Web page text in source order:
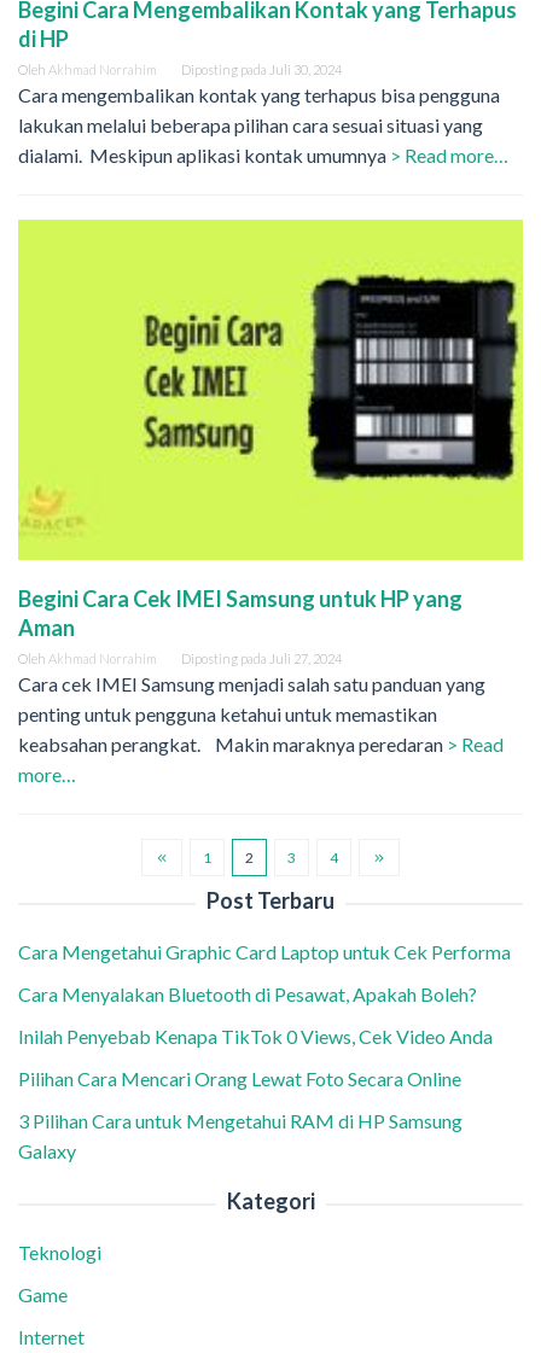
Begini Cara Mengembalikan Kontak yang Terhapus
di HP
Oleh Akhmad Norrahim Diposting pada Juli 30, 2024
Cara mengembalikan kontak yang terhapus bisa pengguna
lakukan melalui beberapa pilihan cara sesuai situasi yang
dialami. Meskipun aplikasi kontak umumnya > Read more…
Begini Cara Cek IMEI Samsung untuk HP yang
Aman
Oleh Akhmad Norrahim Diposting pada Juli 27, 2024
Cara cek IMEI Samsung menjadi salah satu panduan yang
penting untuk pengguna ketahui untuk memastikan
keabsahan perangkat. Makin maraknya peredaran > Read
more…
1 2 3 4
Post Terbaru
Cara Mengetahui Graphic Card Laptop untuk Cek Performa
Cara Menyalakan Bluetooth di Pesawat, Apakah Boleh?
Inilah Penyebab Kenapa TikTok 0 Views, Cek Video Anda
Pilihan Cara Mencari Orang Lewat Foto Secara Online
3 Pilihan Cara untuk Mengetahui RAM di HP Samsung
Galaxy
Kategori
Teknologi
Game
Internet